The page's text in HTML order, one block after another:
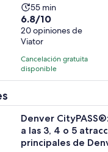
La
actividad
dura
55
minutos
55 min
6.8
de
10
con
20
opiniones
6.8/10
20 opiniones de
Viator
Cancelación gratuita
disponible
Denver
a las 3, 4 o 5
principales de
entrada a las 3,